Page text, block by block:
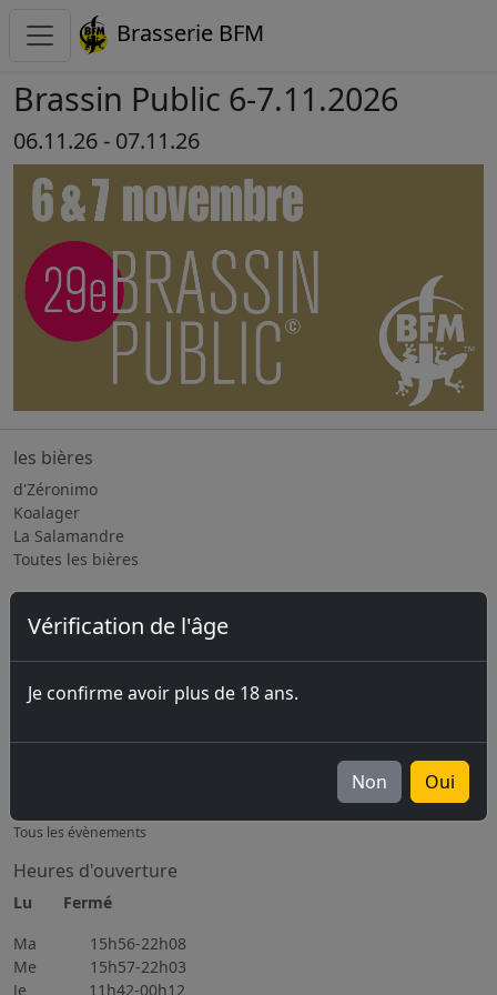
Brasserie BFM
Vérification de l'âge
Je confirme avoir plus de 18 ans.
Non Oui
Brassin Public 6-7.11.2026
06.11.26 - 07.11.26
les bières
d'Zéronimo
Koalager
La Salamandre
Toutes les bières
BFM
La Brasserie
location de matériel
Sous-traitance / Consulting
Tous les évènements
Heures d'ouverture
Lu Fermé
Ma 15h56-22h08
Me 15h57-22h03
Je 11h42-00h12